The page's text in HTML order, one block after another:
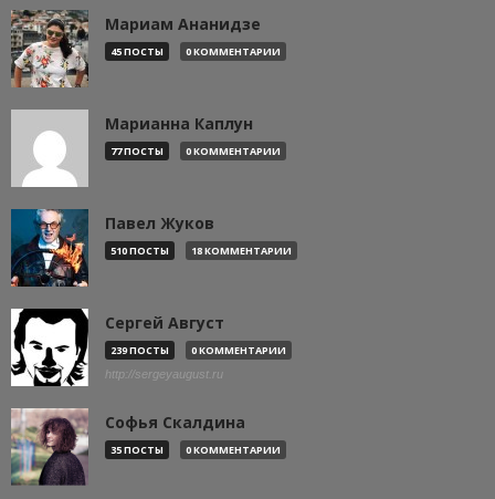
Мариам Ананидзе
45 ПОСТЫ 0 КОММЕНТАРИИ
Марианна Каплун
77 ПОСТЫ 0 КОММЕНТАРИИ
Павел Жуков
510 ПОСТЫ 18 КОММЕНТАРИИ
Сергей Август
239 ПОСТЫ 0 КОММЕНТАРИИ
http://sergeyaugust.ru
Софья Скалдина
35 ПОСТЫ 0 КОММЕНТАРИИ